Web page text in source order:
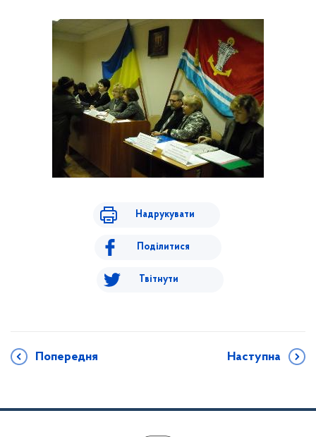
Надрукувати
Поділитися
Твітнути
Попередня Наступна